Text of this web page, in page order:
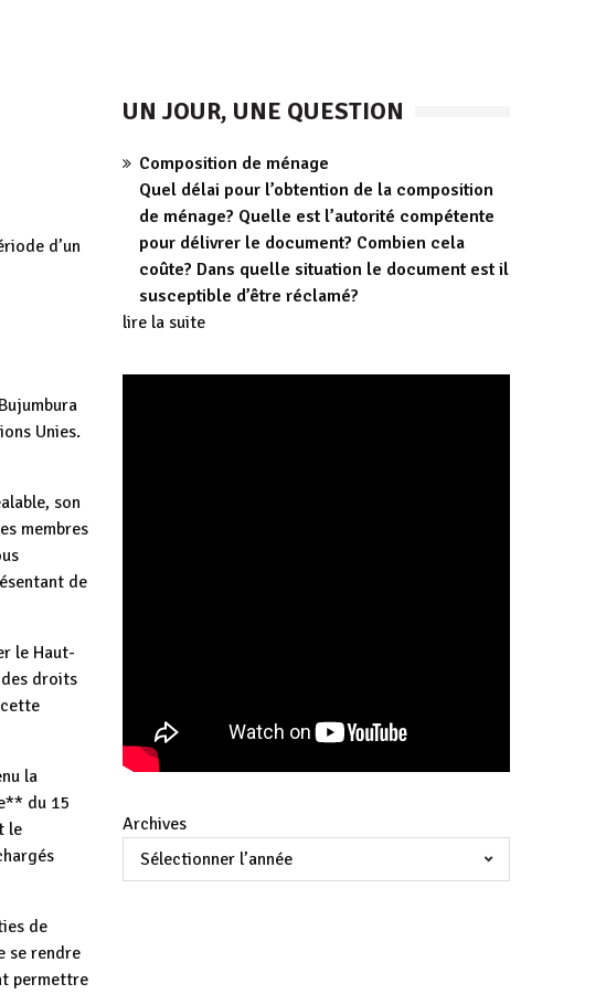
d’un
Unies.
son
membres
de
le Haut-
droits
la
du 15
le
de
se rendre
permettre
UN JOUR, UNE QUESTION
Composition de ménage
Quel délai pour l’obtention de la composition
de ménage? Quelle est l’autorité compétente
pour délivrer le document? Combien cela
coûte? Dans quelle situation le document est il
susceptible d’être réclamé?
lire la suite
Archives